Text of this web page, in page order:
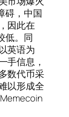
碍，中国
因此在
低。同
英语为
手信息，
数代币采
以形成全